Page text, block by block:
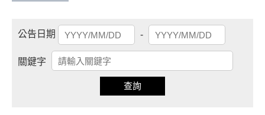
公告日期
起
始
日
-
結
束
期
關鍵字
查詢